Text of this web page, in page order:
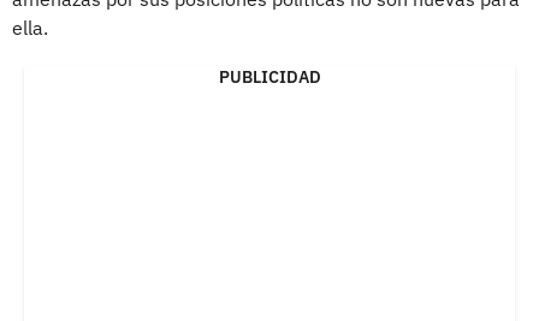
ella.
PUBLICIDAD